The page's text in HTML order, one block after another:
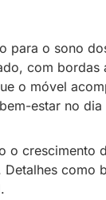
para o sono
com bordas
o móvel
estar no
o crescimento
como